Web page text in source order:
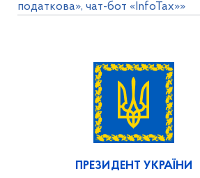
податкова», чат-бот «InfoTaх»»
ПРЕЗИДЕНТ УКРАЇНИ